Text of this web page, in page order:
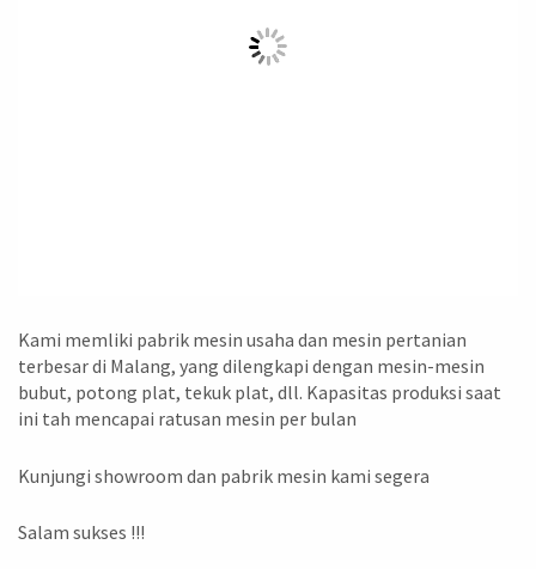
Kami memliki pabrik mesin usaha dan mesin pertanian
terbesar di Malang, yang dilengkapi dengan mesin-mesin
bubut, potong plat, tekuk plat, dll. Kapasitas produksi saat
ini tah mencapai ratusan mesin per bulan
Kunjungi showroom dan pabrik mesin kami segera
Salam sukses !!!